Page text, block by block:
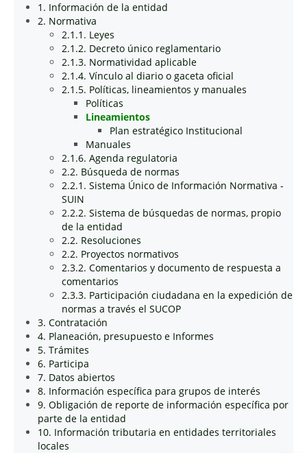
1. Información de la entidad
2. Normativa
2.1.1. Leyes
2.1.2. Decreto único reglamentario
2.1.3. Normatividad aplicable
2.1.4. Vínculo al diario o gaceta oficial
2.1.5. Políticas, lineamientos y manuales
Políticas
Lineamientos
Plan estratégico Institucional
Manuales
2.1.6. Agenda regulatoria
2.2. Búsqueda de normas
2.2.1. Sistema Único de Información Normativa -
SUIN
2.2.2. Sistema de búsquedas de normas, propio
de la entidad
2.2. Resoluciones
2.2. Proyectos normativos
2.3.2. Comentarios y documento de respuesta a
comentarios
2.3.3. Participación ciudadana en la expedición de
normas a través el SUCOP
3. Contratación
4. Planeación, presupuesto e Informes
5. Trámites
6. Participa
7. Datos abiertos
8. Información específica para grupos de interés
9. Obligación de reporte de información específica por
parte de la entidad
10. Información tributaria en entidades territoriales
locales